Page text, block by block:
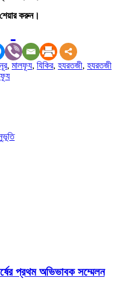
করুন।
নূর, মালফূয, যিকির, হযরতজী, হযরতজী
প্রথম অভিভাবক সম্মেলন